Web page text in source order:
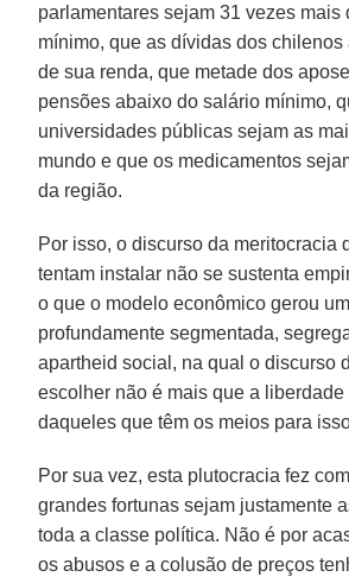
parlamentares sejam 31 vezes mais
mínimo, que as dívidas dos chilenos
de sua renda, que metade dos
pensões abaixo do salário mínimo,
universidades públicas sejam as
mundo e que os medicamentos
da região.
Por isso, o discurso da meritocracia
tentam instalar não se sustenta
o que o modelo econômico gerou
profundamente segmentada,
apartheid social, na qual o discurso
escolher não é mais que a
daqueles que têm os meios para
Por sua vez, esta plutocracia fez
grandes fortunas sejam justamente
toda a classe política. Não é por
os abusos e a colusão de preços